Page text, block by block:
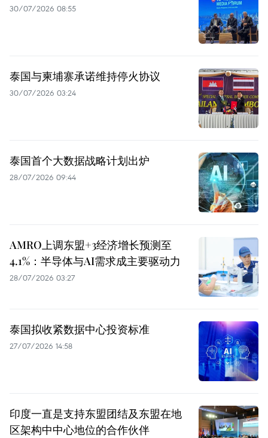
30/07/2026 08:55
泰国与柬埔寨承诺维持停火协议
30/07/2026 03:24
泰国首个大数据战略计划出炉
28/07/2026 09:44
AMRO上调东盟+3经济增长预测至
4.1%：半导体与AI需求成主要驱动力
28/07/2026 03:27
泰国拟收紧数据中心投资标准
27/07/2026 14:58
印度一直是支持东盟团结及东盟在地
区架构中中心地位的合作伙伴